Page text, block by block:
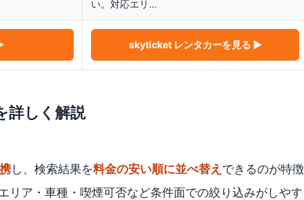
い。対応エリ…
skyticket レンタカーを見る ▶
詳しく解説
し、検索結果を料金の安い順に並べ替え できるのが特徴
リア・車種・喫煙可否など条件面での絞り込みがしやす